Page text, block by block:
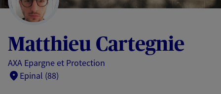
Matthieu Cartegnie
AXA Epargne et Protection
Epinal (88)